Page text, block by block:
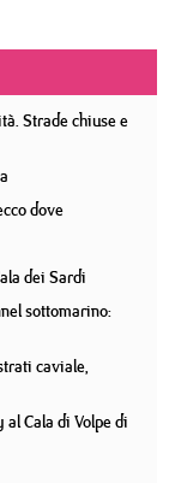
Strade chiuse e
dove
dei Sardi
sottomarino:
caviale,
Cala di Volpe di